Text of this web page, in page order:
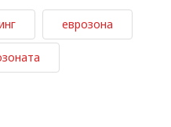
еврозона